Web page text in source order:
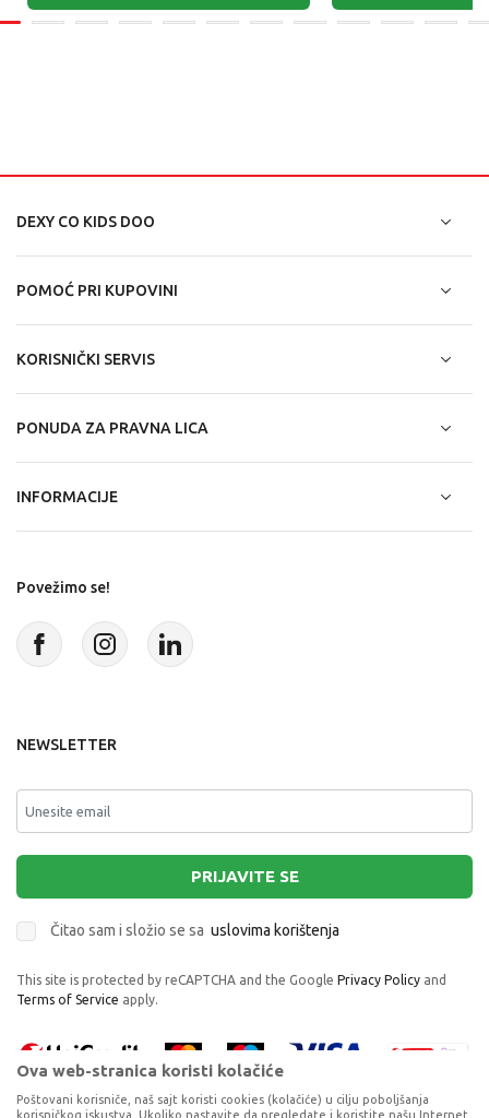
DEXY CO KIDS DOO
POMOĆ PRI KUPOVINI
KORISNIČKI SERVIS
PONUDA ZA PRAVNA LICA
INFORMACIJE
Povežimo se!
NEWSLETTER
PRIJAVITE SE
Čitao sam i složio se sa uslovima korištenja
This site is protected by reCAPTCHA and the Google Privacy Policy and
Terms of Service apply.
Ova web-stranica koristi kolačiće
Poštovani korisniče, naš sajt koristi cookies (kolačiće) u cilju poboljšanja
korisničkog iskustva. Ukoliko nastavite da pregledate i koristite našu Internet